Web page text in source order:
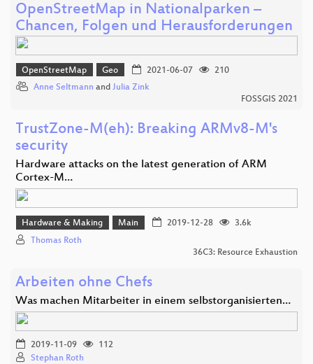
OpenStreetMap in Nationalparken –
Chancen, Folgen und Herausforderungen
OpenStreetMap Geo 2021-06-07
210
Anne Seltmann and Julia Zink
FOSSGIS 2021
TrustZone-M(eh): Breaking ARMv8-M's
security
Hardware attacks on the latest generation of ARM
Cortex-M…
Hardware & Making Main 2019-12-28
3.6k
Thomas Roth
36C3: Resource Exhaustion
Arbeiten ohne Chefs
Was machen Mitarbeiter in einem selbstorganisierten…
2019-11-09
112
Stephan Roth